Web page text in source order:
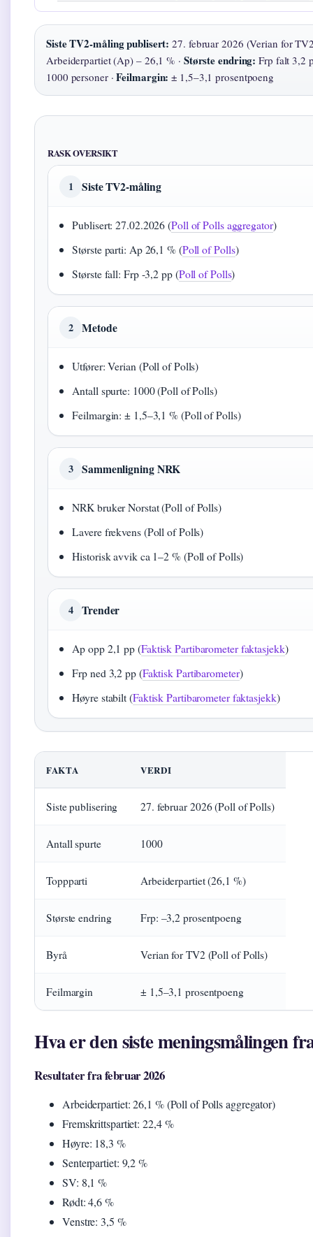
Siste TV2-måling publisert: 27. februar 2026 (Verian for
Arbeiderpartiet (Ap) – 26,1 % · Største endring: Frp falt 3,2
1000 personer ·Feilmargin: ± 1,5–3,1 prosentpoeng
RASK OVERSIKT
1 Siste TV2-måling
Publisert: 27.02.2026 (Poll of Polls aggregator)
Største parti: Ap 26,1 % (Poll of Polls)
Største fall: Frp -3,2 pp (Poll of Polls)
2 Metode
Utfører: Verian (Poll of Polls)
Antall spurte: 1000 (Poll of Polls)
Feilmargin: ± 1,5–3,1 % (Poll of Polls)
3 Sammenligning NRK
NRK bruker Norstat (Poll of Polls)
Lavere frekvens (Poll of Polls)
Historisk avvik ca 1–2 % (Poll of Polls)
4 Trender
Ap opp 2,1 pp (Faktisk Partibarometer faktasjekk)
Frp ned 3,2 pp (Faktisk Partibarometer)
Høyre stabilt (Faktisk Partibarometer faktasjekk)
FAKTA VERDI
Siste publisering 27. februar 2026 (Poll of Polls)
Antall spurte 1000
Toppparti Arbeiderpartiet (26,1 %)
Største endring Frp: –3,2 prosentpoeng
Byrå Verian for TV2 (Poll of Polls)
Feilmargin ± 1,5–3,1 prosentpoeng
Hva er den siste meningsmålingen
Resultater fra februar 2026
Arbeiderpartiet: 26,1 % (Poll of Polls aggregator)
Fremskrittspartiet: 22,4 %
Høyre: 18,3 %
Senterpartiet: 9,2 %
SV: 8,1 %
Rødt: 4,6 %
Venstre: 3,5 %